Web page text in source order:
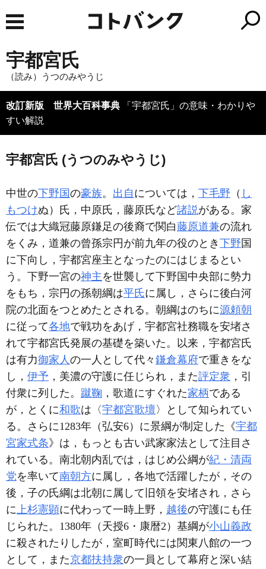
宇都宮氏
（読み）うつのみやうじ
改訂新版 世界大百科事典 「宇都宮氏」の意味・わかりや
すい解説
宇都宮氏 (うつのみやうじ)
中世の下野国の豪族。 出自 については， 下毛野 （ し
もつけぬ）氏，中原氏，藤原氏など諸説がある。家
伝では大織冠藤原鎌足の後裔で関白藤原道兼の流れ
をくみ，道兼の曾孫宗円が前九年の役のとき 下野 国
に下向し，宇都宮座主となったのにはじまるとい
う。下野一宮の神主を世襲して下野国中央部に勢力
をもち，宗円の孫朝綱は平氏に属し，さらに後白河
院の北面をつとめたとされる。朝綱はのちに源頼朝
に従って各地で戦功をあげ，宇都宮社務職を安堵さ
れて宇都宮氏発展の基礎を築いた。以来，宇都宮氏
は有力御家人の一人として代々 鎌倉幕府で重きをな
し， 伊予 ，美濃の守護に任じられ，また評定衆 ，引
付衆に列した。 蹴鞠 ，歌道にすぐれた家柄である
が，とくに和歌は〈宇都宮歌壇 〉として知られてい
る。さらに1283年（弘安6）に景綱が制定した《宇都
宮家式条》は，もっとも古い武家家法として注目さ
れている。南北朝内乱では，はじめ公綱が紀・清両
党を率いて南朝方に属し，各地で活躍したが，その
後，子の氏綱は北朝に属して旧領を安堵され，さら
に上杉憲顕に代わって一時上野， 越後の守護にも任
じられた。1380年（天授6・康暦2）基綱が小山義政
に殺されたりしたが，室町時代には関東八館の一つ
として，また京都扶持衆の一員として幕府と深い結